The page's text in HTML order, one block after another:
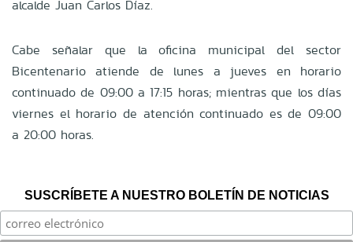
alcalde Juan Carlos Díaz.
Cabe señalar que la oficina municipal del sector
Bicentenario atiende de lunes a jueves en horario
continuado de 09:00 a 17:15 horas; mientras que los días
viernes el horario de atención continuado es de 09:00
a 20:00 horas.
SUSCRÍBETE A NUESTRO BOLETÍN DE NOTICIAS